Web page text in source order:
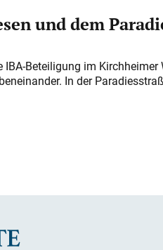
und dem
Beteiligung im Kirchheimer
In der